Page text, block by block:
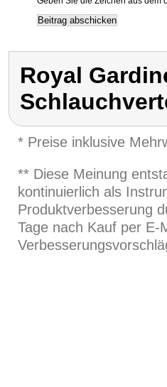
Royal
* Preise inklusive
** Diese Meinung
kontinuierlich als
Produktverbesserung
Tage nach Kauf per E-